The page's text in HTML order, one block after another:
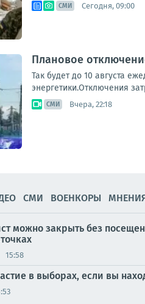
СМИ Сегодня, 09:00
Плановое
Так будет до 10 августа
энергетики.Отключения
СМИ Вчера, 22:18
СМИ ВОЕНКОРЫ
можно закрыть без
15:58
в выборах, если вы